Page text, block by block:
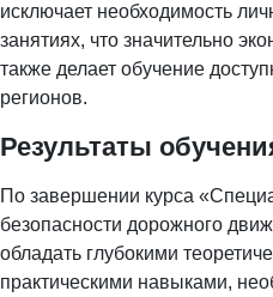
исключает необходимость
занятиях, что значительно
также делает обучение
регионов.
Результаты
По завершении курса
безопасности дорожного
обладать глубокими
практическими навыками,